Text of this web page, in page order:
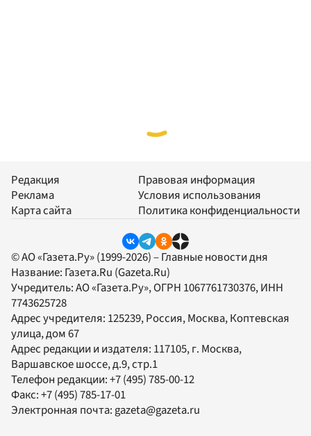
Редакция
Реклама
Карта сайта
Правовая информация
Условия использования
Политика конфиденциальности
© АО «Газета.Ру» (1999-2026) – Главные новости дня
Название: Газета.Ru (Gazeta.Ru)
Учредитель:АО «Газета.Ру», ОГРН 1067761730376, ИНН
7743625728
Адрес учредителя: 125239, Россия, Москва, Коптевская
улица, дом 67
Адрес редакции и издателя: 117105, г. Москва,
Варшавское шоссе, д.9, стр.1
Телефон редакции:+7 (495) 785-00-12
Факс:+7 (495) 785-17-01
Электронная почта: gazeta@gazeta.ru